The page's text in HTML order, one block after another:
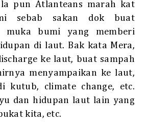
pun Atlanteans marah kat
sebab sakan dok buat
muka bumi yang memberi
di laut. Bak kata Mera,
ke laut, buat sampah
menyampaikan ke laut,
kutub, climate change, etc.
dan hidupan laut lain yang
kita, etc.